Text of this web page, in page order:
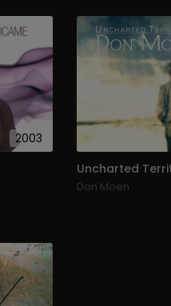
2003
Uncharted
Don Moen